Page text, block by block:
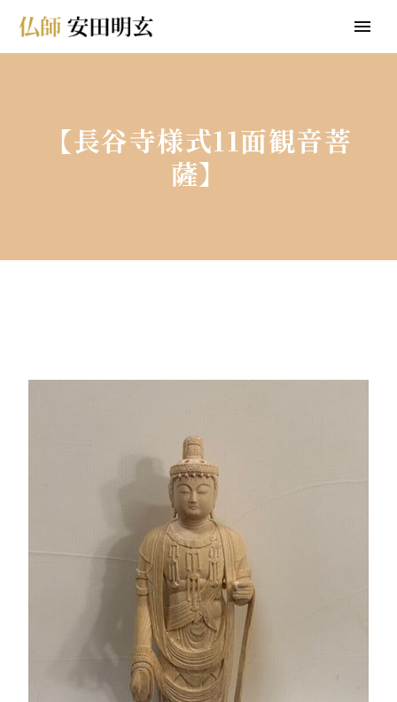
【長谷寺様式11面観音菩
薩】